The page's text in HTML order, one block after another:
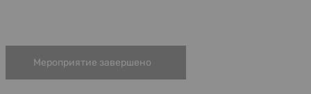
Мероприятие завершено